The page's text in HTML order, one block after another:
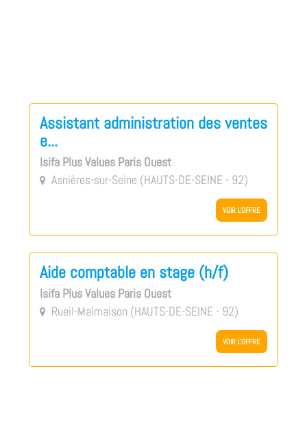
Assistant administration des ventes
e...
Isifa Plus Values Paris Ouest
 Asnières-sur-Seine (HAUTS-DE-SEINE - 92)
VOIR L'OFFRE
Aide comptable en stage (h/f)
Isifa Plus Values Paris Ouest
 Rueil-Malmaison (HAUTS-DE-SEINE - 92)
VOIR L'OFFRE